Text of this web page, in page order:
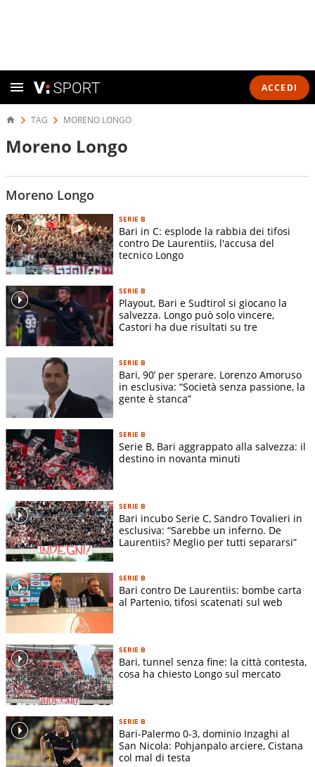
ACCEDI
TAG MORENO LONGO
Moreno Longo
Moreno Longo
SERIE B
Bari in C: esplode la rabbia dei tifosi
contro De Laurentiis, l'accusa del
tecnico Longo
SERIE B
Playout, Bari e Sudtirol si giocano la
salvezza. Longo può solo vincere,
Castori ha due risultati su tre
SERIE B
Bari, 90’ per sperare. Lorenzo Amoruso
in esclusiva: “Società senza passione, la
gente è stanca”
SERIE B
Serie B, Bari aggrappato alla salvezza: il
destino in novanta minuti
SERIE B
Bari incubo Serie C, Sandro Tovalieri in
esclusiva: “Sarebbe un inferno. De
Laurentiis? Meglio per tutti separarsi”
SERIE B
Bari contro De Laurentiis: bombe carta
al Partenio, tifosi scatenati sul web
SERIE B
Bari, tunnel senza fine: la città contesta,
cosa ha chiesto Longo sul mercato
SERIE B
Bari-Palermo 0-3, dominio Inzaghi al
San Nicola: Pohjanpalo arciere, Cistana
col mal di testa